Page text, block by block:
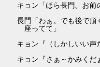
キョン「ほら長門。お前
長門「わぁ。でも後で頂
座ってて」
キョン『（しかしいい声
キョン『さぁ～かみくだ